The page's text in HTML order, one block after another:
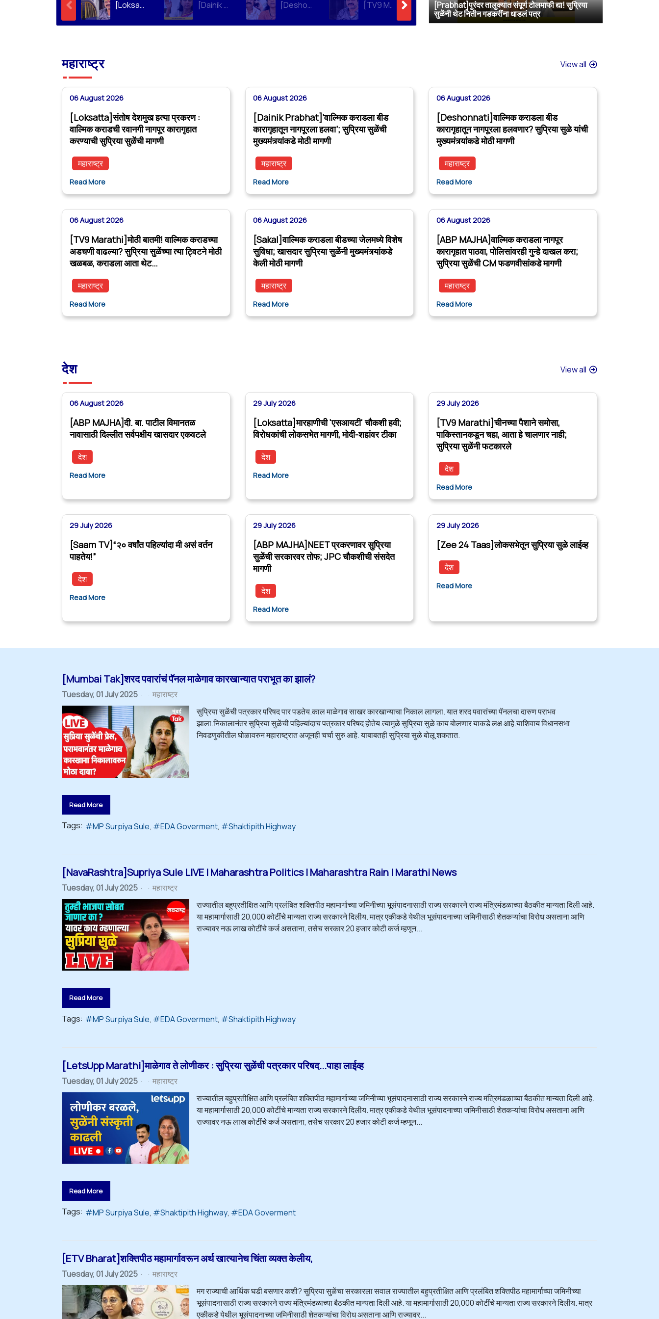
[Loksatta]संतोष देशमुख हत्या प्रकरण : वाल्मिक कराडची रवानगी नागपूर कारागृहात करण्याची सुप्रिया सुळेंची मागणी [Dainik Prabhat]‘वाल्मिक कराडला बीड कारागृहातून नागपूरला हलवा’; सुप्रिया सुळेंची मुख्यमंत्र्यांकडे मोठी मागणी [Deshonnati]वाल्मिक कराडला बीड कारागृहातून नागपूरला हलवणार? सुप्रिया सुळे यांची मुख्यमंत्र्यांकडे मोठी मागणी [TV9 Marathi]मोठी बातमी! वाल्मिक कराडच्या अडचणी वाढल्या? सुप्रिया सुळेंच्या त्या ट्विटने मोठी खळबळ, कराडला आता थेट… [Sakal]वाल्मिक कराडला बीडच्या जेलमध्ये विशेष सुविधा; खासदार सुप्रिया सुळेंनी मुख्यमंत्र्यांकडे केली मोठी मागणी [ABP MAJHA]वाल्मिक कराडला नागपूर कारागृहात पाठवा, पोलिसांवरही गुन्हे दाखल करा; सुप्रिया सुळेंची CM फडणवीसांकडे मागणी
[Prabhat]पुरंदर तालुक्यात संपूर्ण टोलमाफी द्या! सुप्रिया
सुळेंनी थेट नितीन गडकरींना धाडलं पत्र
महाराष्ट्र View all
06 August 2026
[Loksatta]संतोष देशमुख हत्या प्रकरण :
वाल्मिक कराडची रवानगी नागपूर कारागृहात
करण्याची सुप्रिया सुळेंची मागणी
महाराष्ट्र
Read More
06 August 2026
[Dainik Prabhat]‘वाल्मिक कराडला बीड
कारागृहातून नागपूरला हलवा’; सुप्रिया सुळेंची
मुख्यमंत्र्यांकडे मोठी मागणी
महाराष्ट्र
Read More
06 August 2026
[Deshonnati]वाल्मिक कराडला बीड
कारागृहातून नागपूरला हलवणार? सुप्रिया सुळे यांची
मुख्यमंत्र्यांकडे मोठी मागणी
महाराष्ट्र
Read More
06 August 2026
[TV9 Marathi]मोठी बातमी! वाल्मिक कराडच्या
अडचणी वाढल्या? सुप्रिया सुळेंच्या त्या ट्विटने मोठी
खळबळ, कराडला आता थेट…
महाराष्ट्र
Read More
06 August 2026
[Sakal]वाल्मिक कराडला बीडच्या जेलमध्ये विशेष
सुविधा; खासदार सुप्रिया सुळेंनी मुख्यमंत्र्यांकडे
केली मोठी मागणी
महाराष्ट्र
Read More
06 August 2026
[ABP MAJHA]वाल्मिक कराडला नागपूर
कारागृहात पाठवा, पोलिसांवरही गुन्हे दाखल करा;
सुप्रिया सुळेंची CM फडणवीसांकडे मागणी
महाराष्ट्र
Read More
देश View all
06 August 2026
[ABP MAJHA]दी. बा. पाटील विमानतळ
नावासाठी दिल्लीत सर्वपक्षीय खासदार एकवटले
देश
Read More
29 July 2026
[Loksatta]मारहाणीची 'एसआयटी' चौकशी हवी;
विरोधकांची लोकसभेत मागणी, मोदी-शहांवर टीका
देश
Read More
29 July 2026
[TV9 Marathi]चीनच्या पैशाने समोसा,
पाकिस्तानकडून चहा, आता हे चालणार नाही;
सुप्रिया सुळेंनी फटकारले
देश
Read More
29 July 2026
[Saam TV]“२० वर्षांत पहिल्यांदा मी असं वर्तन
पाहतेय!”
देश
Read More
29 July 2026
[ABP MAJHA]NEET प्रकरणावर सुप्रिया
सुळेंची सरकारवर तोफ; JPC चौकशीची संसदेत
मागणी
देश
Read More
29 July 2026
[Zee 24 Taas]लोकसभेतून सुप्रिया सुळे लाईव्ह
देश
Read More
[Mumbai Tak]शरद पवारांचं पॅनल माळेगाव कारखान्यात पराभूत का झालं?
Tuesday, 01 July 2025
महाराष्ट्र
सुप्रिया सुळेंची पत्रकार परिषद पार पडतेय.काल माळेगाव साखर कारखान्याचा निकाल लागला. यात शरद पवारांच्या पॅनलचा दारुण पराभव
झाला.निकालानंतर सुप्रिया सुळेंची पहिल्यांदाच पत्रकार परिषद होतेय.त्यामुळे सुप्रिया सुळे काय बोलणार याकडे लक्ष आहे.याशिवाय विधानसभा
निवडणुकीतील घोळावरुन महाराष्ट्रात अजूनही चर्चा सुरु आहे. याबाबतही सुप्रिया सुळे बोलू शकतात.
Read More
Tags: MP Surpiya Sule EDA Goverment Shaktipith Highway
[NavaRashtra]Supriya Sule LIVE | Maharashtra Politics | Maharashtra Rain | Marathi News
Tuesday, 01 July 2025
महाराष्ट्र
राज्यातील बहुप्रतीक्षित आणि प्रलंबित शक्तिपीठ महामार्गाच्या जमिनीच्या भूसंपादनासाठी राज्य सरकारने राज्य मंत्रिमंडळाच्या बैठकीत मान्यता दिली आहे.
या महामार्गासाठी 20,000 कोटींचे मान्यता राज्य सरकारने दिलीय. मात्र एकीकडे येथील भूसंपादनाच्या जमिनीसाठी शेतकऱ्यांचा विरोध असताना आणि
राज्यावर नऊ लाख कोटींचे कर्ज असताना, तसेच सरकार 20 हजार कोटी कर्ज म्हणून...
Read More
Tags: MP Surpiya Sule EDA Goverment Shaktipith Highway
[LetsUpp Marathi]माळेगाव ते लोणीकर : सुप्रिया सुळेंची पत्रकार परिषद...पाहा लाईव्ह
Tuesday, 01 July 2025
महाराष्ट्र
राज्यातील बहुप्रतीक्षित आणि प्रलंबित शक्तिपीठ महामार्गाच्या जमिनीच्या भूसंपादनासाठी राज्य सरकारने राज्य मंत्रिमंडळाच्या बैठकीत मान्यता दिली आहे.
या महामार्गासाठी 20,000 कोटींचे मान्यता राज्य सरकारने दिलीय. मात्र एकीकडे येथील भूसंपादनाच्या जमिनीसाठी शेतकऱ्यांचा विरोध असताना आणि
राज्यावर नऊ लाख कोटींचे कर्ज असताना, तसेच सरकार 20 हजार कोटी कर्ज म्हणून...
Read More
Tags: MP Surpiya Sule Shaktipith Highway EDA Goverment
[ETV Bharat]शक्तिपीठ महामार्गावरून अर्थ खात्यानेच चिंता व्यक्त केलीय,
Tuesday, 01 July 2025
महाराष्ट्र
मग राज्याची आर्थिक घडी बसणार कशी? सुप्रिया सुळेंचा सरकारला सवाल राज्यातील बहुप्रतीक्षित आणि प्रलंबित शक्तिपीठ महामार्गाच्या जमिनीच्या
भूसंपादनासाठी राज्य सरकारने राज्य मंत्रिमंडळाच्या बैठकीत मान्यता दिली आहे. या महामार्गासाठी 20,000 कोटींचे मान्यता राज्य सरकारने दिलीय. मात्र
एकीकडे येथील भूसंपादनाच्या जमिनीसाठी शेतकऱ्यांचा विरोध असताना आणि राज्यावर...